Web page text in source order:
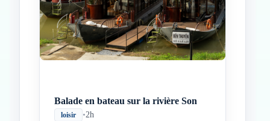
Balade en bateau sur la rivière Son
loisir •2h